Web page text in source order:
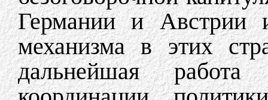
Германии и Австрии
механизма в этих
дальнейшая работа